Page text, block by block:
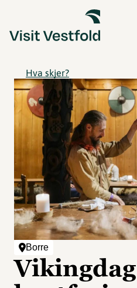
Hva skjer?
Borre